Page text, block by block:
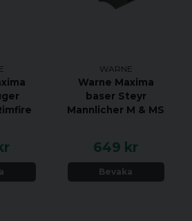
WARNE
Warne Maxima
baser Steyr
Mannlicher M & MS
649 kr
Bevaka